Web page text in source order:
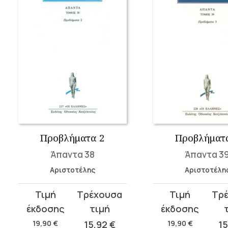
Προβλήματα 2
Άπαντα 38
Αριστοτέλης
19,90€
Original
price
was:
15,92 €
τρέχουσα
τιμή
Άπαντα
19,90 €
Original
price
was:
τρέχουσα
τιμή